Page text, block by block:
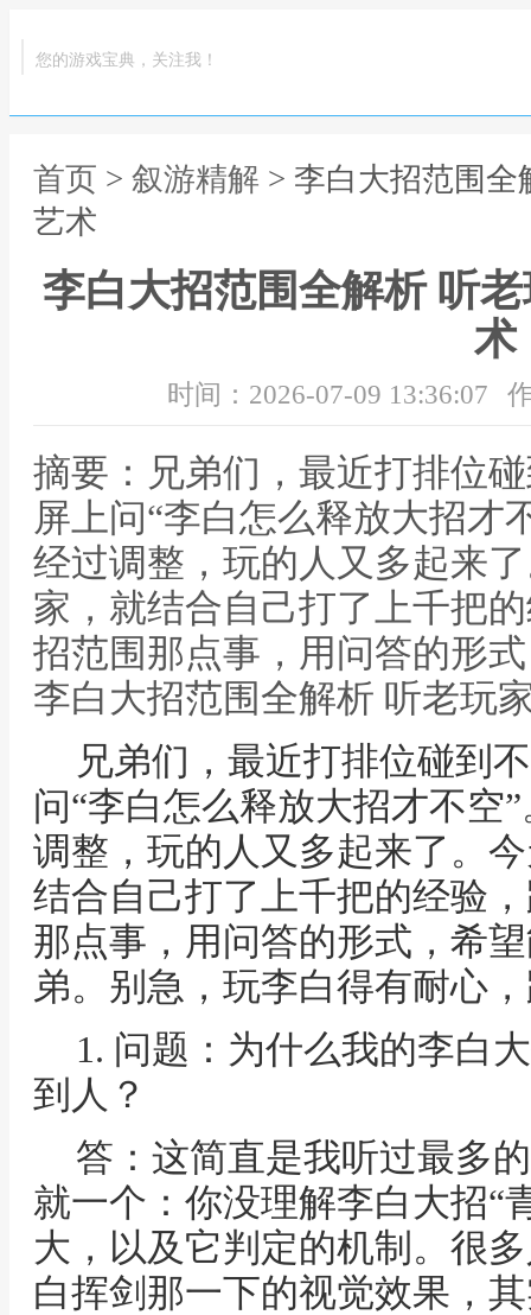
您的游戏宝典，关注我！
首页 > 叙游精解 > 李白大招范围全
艺术
李白大招范围全解析 听
术
时间：2026-07-09 13:36:07
摘要：兄弟们，最近打排位
屏上问“李白怎么释放大招才
经过调整，玩的人又多起来
家，就结合自己打了上千把
招范围那点事，用问答的形
李白大招范围全解析 听老玩
兄弟们，最近打排位碰到
问“李白怎么释放大招才不空
调整，玩的人又多起来了。
结合自己打了上千把的经验
那点事，用问答的形式，希
弟。别急，玩李白得有耐心
1. 问题：为什么我的李白
到人？
答：这简直是我听过最多
就一个：你没理解李白大招“
大，以及它判定的机制。很
白挥剑那一下的视觉效果，